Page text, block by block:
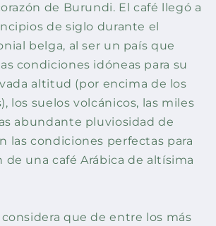
de Burundi. El café llegó a
de siglo durante el
belga, al ser un país que
condiciones idóneas para su
altitud (por encima de los
los suelos volcánicos, las miles
abundante pluviosidad de
las condiciones perfectas para
de una café Arábica de altísima
que de entre los más